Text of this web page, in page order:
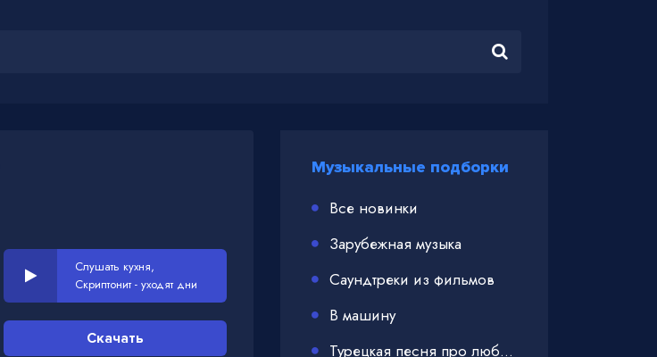
Слушать кухня,
Скриптонит - уходят дни
Скачать
Музыкальные подборки
Все новинки
Зарубежная музыка
Саундтреки из фильмов
В машину
Турецкая песня про любовь